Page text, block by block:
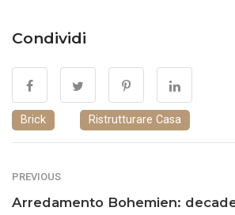
Condividi
Brick Ristrutturare Casa
PREVIOUS
Arredamento Bohemien: